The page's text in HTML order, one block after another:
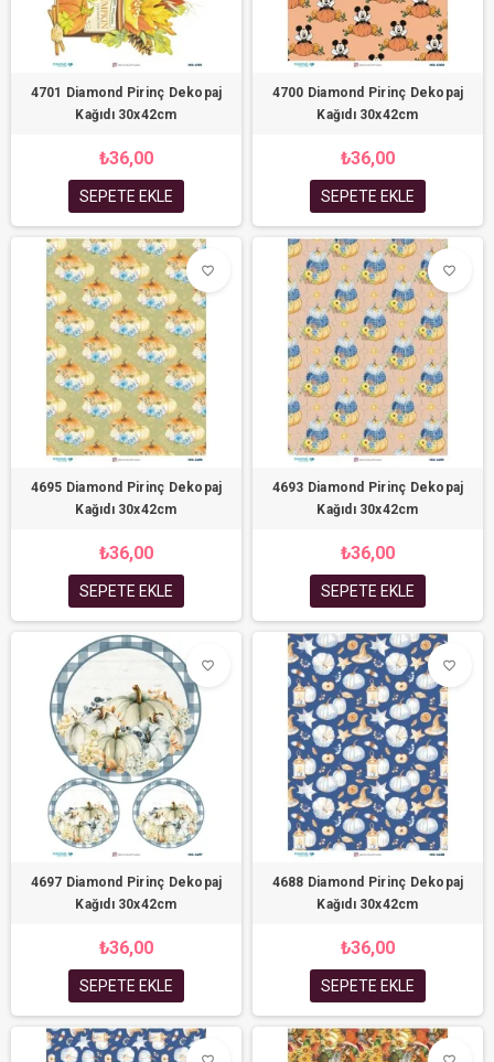
4701 Diamond Pirinç Dekopaj
Kağıdı 30x42cm
₺36,00
SEPETE EKLE
4700 Diamond Pirinç Dekopaj
Kağıdı 30x42cm
₺36,00
SEPETE EKLE
favorite_border
4695 Diamond Pirinç Dekopaj
Kağıdı 30x42cm
₺36,00
SEPETE EKLE
favorite_border
4693 Diamond Pirinç Dekopaj
Kağıdı 30x42cm
₺36,00
SEPETE EKLE
favorite_border
4697 Diamond Pirinç Dekopaj
Kağıdı 30x42cm
₺36,00
SEPETE EKLE
favorite_border
4688 Diamond Pirinç Dekopaj
Kağıdı 30x42cm
₺36,00
SEPETE EKLE